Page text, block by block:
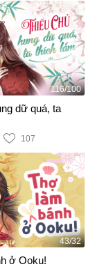
116/100
dữ quá, ta
107
43/32
ở Ooku!